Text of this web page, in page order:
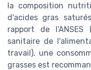
la composition
d'acides gras
rapport de
sanitaire de
travail), une
grasses est